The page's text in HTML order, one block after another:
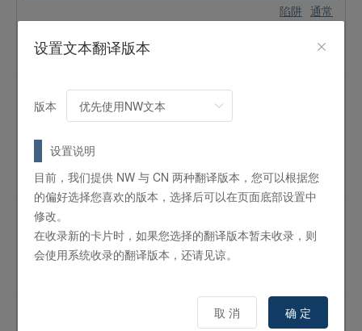
陷阱 通常
或墓地选1只「スピード・ウォリアー／
」特殊召
给予与夺取
①：可以以自己墓地的1只怪兽和自己场上的1只表侧表示怪兽
为对象发动。作为对象的墓地的怪兽以守备表示特殊召唤到对
手的场上，作为对象的场上的怪兽的等级直到回合结束时上升
那只特殊召唤的怪兽的等级的数值。
魔法 通常
光之援军
①：可以从自己卡组上面将3张卡送入墓地发动。从卡组将1只
设置文本翻译版本
版本
设置说明
目前，我们提供 NW 与 CN 两种翻译版本，您可以根据您
的偏好选择您喜欢的版本，选择后可以在页面底部设置中
修改。
在收录新的卡片时，如果您选择的翻译版本暂未收录，则
会使用系统收录的翻译版本，还请见谅。
取 消 确 定